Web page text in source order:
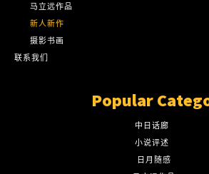
马立远作品
新人新作
摄影书画
联系我们
Popular
中日话廊
小说评述
日月随感